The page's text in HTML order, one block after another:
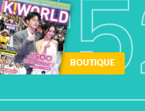
BOUTIQUE